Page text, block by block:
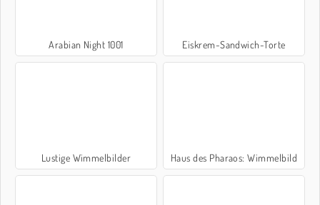
Arabian Night 1001 Eiskrem-Sandwich-Torte
Lustige Wimmelbilder Haus des Pharaos: Wimmelbild